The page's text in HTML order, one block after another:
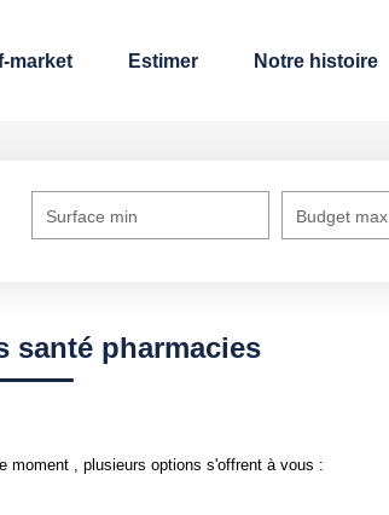
market Estimer Notre histoire
Surface min Budget max
santé pharmacies
moment , plusieurs options s'offrent à vous :